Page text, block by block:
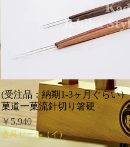
クイックビュー
(受注品：納期1-3ヶ月ぐらい）
菓道一菓流針切り箸硬
価格
￥5,940
道具セール（イ）